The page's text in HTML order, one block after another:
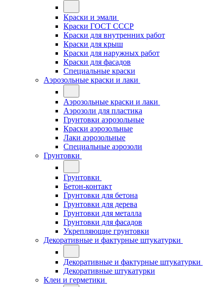
Краски и эмали
Краски ГОСТ СССР
Краски для внутренних работ
Краски для крыш
Краски для наружных работ
Краски для фасадов
Специальные краски
Аэрозольные краски и лаки
Аэрозольные краски и лаки
Аэрозоли для пластика
Грунтовки аэрозольные
Краски аэрозольные
Лаки аэрозольные
Специальные аэрозоли
Грунтовки
Грунтовки
Бетон-контакт
Грунтовки для бетона
Грунтовки для дерева
Грунтовки для металла
Грунтовки для фасадов
Укрепляющие грунтовки
Декоративные и фактурные штукатурки
Декоративные и фактурные штукатурки
Декоративные штукатурки
Клеи и герметики